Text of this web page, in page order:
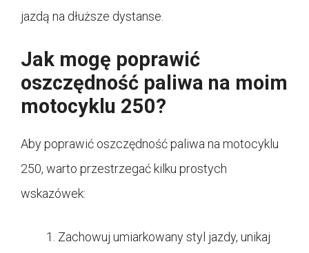
jazdą na dłuższe dystanse.
Jak mogę poprawić
oszczędność paliwa na moim
motocyklu 250?
Aby poprawić oszczędność paliwa na motocyklu
250, warto przestrzegać kilku prostych
wskazówek:
Zachowuj umiarkowany styl jazdy, unikaj